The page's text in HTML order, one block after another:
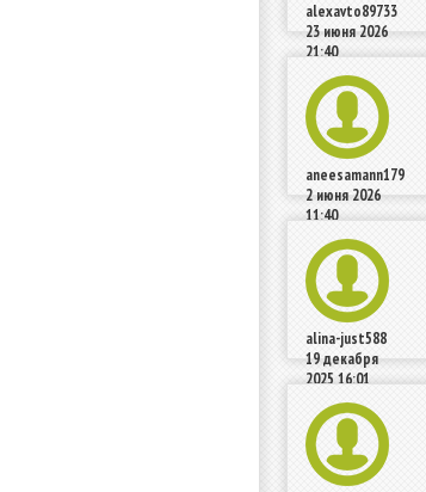
alexavto89733
23 июня 2026
21:40
aneesamann179
2 июня 2026
11:40
alina-just588
19 декабря
2025 16:01